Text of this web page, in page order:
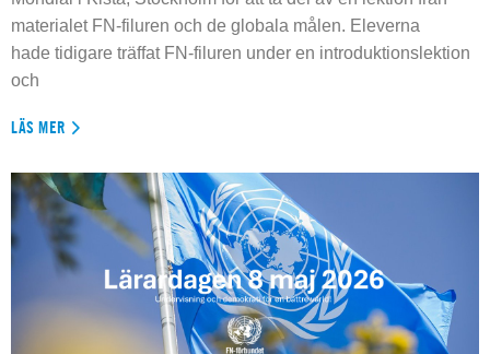
materialet FN-filuren och de globala målen. Eleverna
hade tidigare träffat FN-filuren under en introduktionslektion
och
LÄS MER